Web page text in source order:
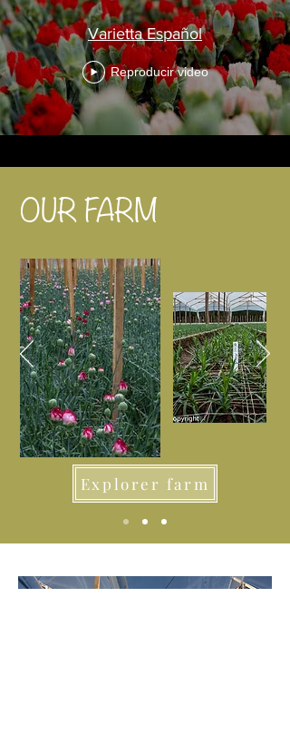
Varietta Español
Reproducir video
OUR FARM
Explorer farm